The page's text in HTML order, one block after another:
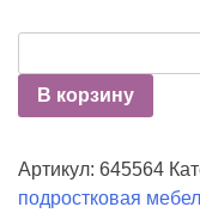
Тумба
2D3S
В корзину
Артикул: 645564
подростковая